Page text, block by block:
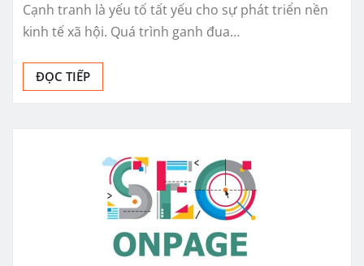
Cạnh tranh là yếu tố tất yếu cho sự phát triển nền
kinh tế xã hội. Quá trình ganh đua…
ĐỌC TIẾP